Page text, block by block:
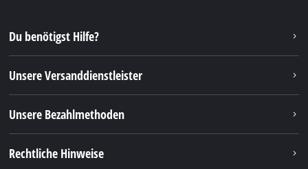
Du benötigst Hilfe?
Unsere Versanddienstleister
Unsere Bezahlmethoden
Rechtliche Hinweise